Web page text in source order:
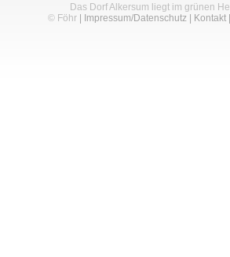
Das Dorf Alkersum liegt im grünen
© Föhr| Impressum/Datenschutz| Kontakt